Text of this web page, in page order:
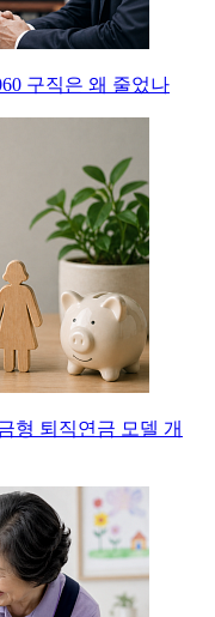
구직은 왜 줄었나
형 퇴직연금 모델 개